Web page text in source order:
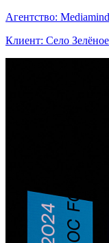
Агентство:
Клиент: Село Зелёное